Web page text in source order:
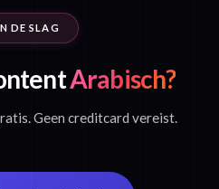
DE SLAG
Arabisch?
Geen creditcard vereist.